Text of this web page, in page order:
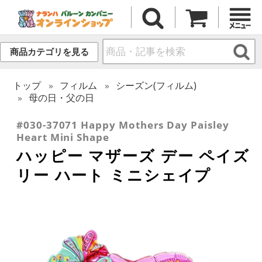
商品カテゴリを見る
トップ フィルム
シーズン(フィルム)
母の日・父の日
#030-37071 Happy Mothers Day Paisley
Heart Mini Shape
ハッピー マザーズ デー ペイズ
リー ハート ミニシェイプ